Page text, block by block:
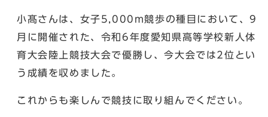
小髙さんは、女子5,000m競歩の種目において、9
月に開催された、令和6年度愛知県高等学校新人体
育大会陸上競技大会で優勝し、今大会では2位とい
う成績を収めました。
これからも楽しんで競技に取り組んでください。